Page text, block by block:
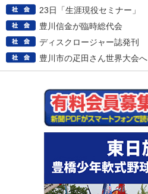
23日「生涯現役セミナー」
豊川信金が臨時総代会
ディスクロージャー誌発刊
豊川市の疋田さん世界大会へ